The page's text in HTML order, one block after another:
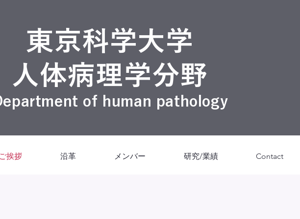
東京科学大学
​人体病理学分野
of human pathology
ご挨拶 沿革 メンバー 研究/業績 Contact